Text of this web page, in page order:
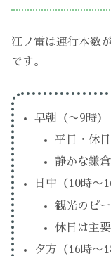
江ノ電は運行本数
です。
早朝（〜9時）
平日・休
静かな鎌
日中（10時〜
観光のピ
休日は主
夕方（16時〜